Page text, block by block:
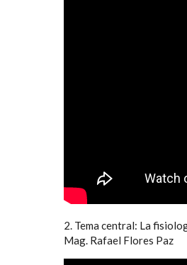
2. Tema central: La
Mag. Rafael Flores Paz